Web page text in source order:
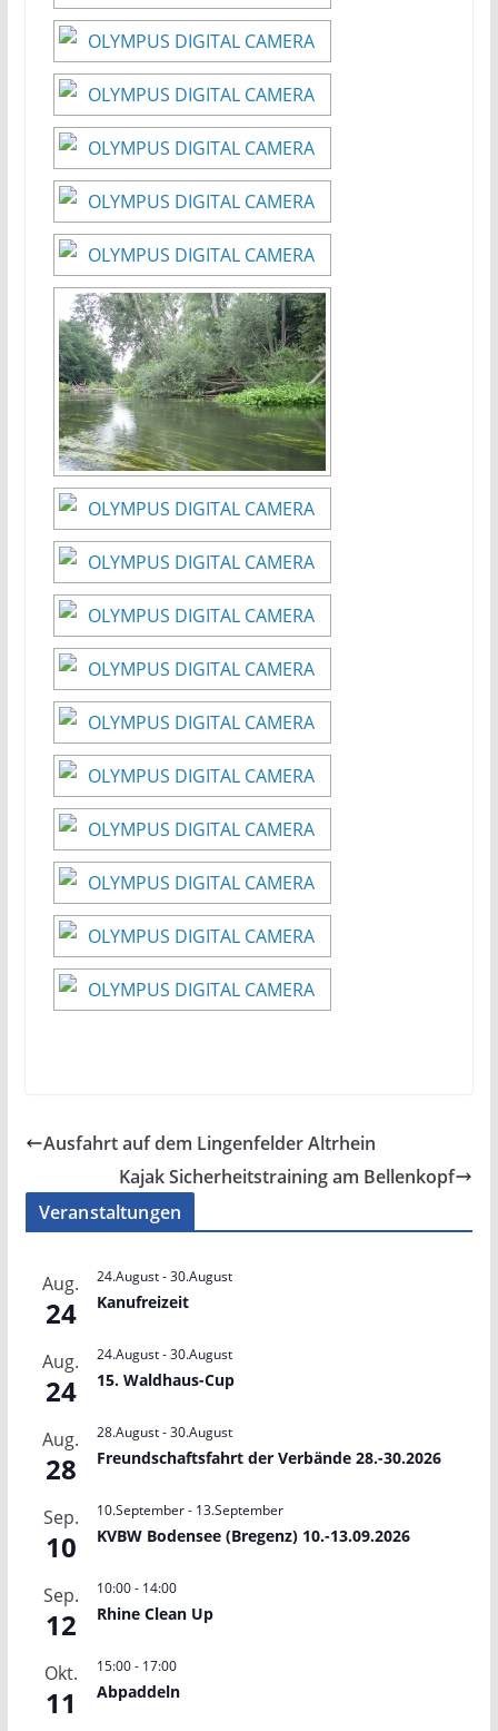
Ausfahrt auf dem Lingenfelder Altrhein
Kajak Sicherheitstraining am Bellenkopf
Veranstaltungen
Aug.
24
24.August-30.August
Kanufreizeit
Aug.
24
24.August-30.August
15. Waldhaus-Cup
Aug.
28
28.August-30.August
Freundschaftsfahrt der Verbände 28.-30.2026
Sep.
10
10.September- 13.September
KVBW Bodensee (Bregenz) 10.-13.09.2026
Sep.
12
10:00- 14:00
Rhine Clean Up
Okt.
11
15:00- 17:00
Abpaddeln